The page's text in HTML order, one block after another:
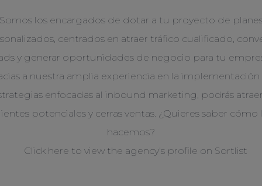
los encargados de dotar a tu proyecto de
centrados en atraer tráfico cualificado,
y generar oportunidades de negocio para tu
a nuestra amplia experiencia en la
enfocadas al inbound marketing, podrás
potenciales y cerras ventas. ¿Quieres saber cómo
hacemos?